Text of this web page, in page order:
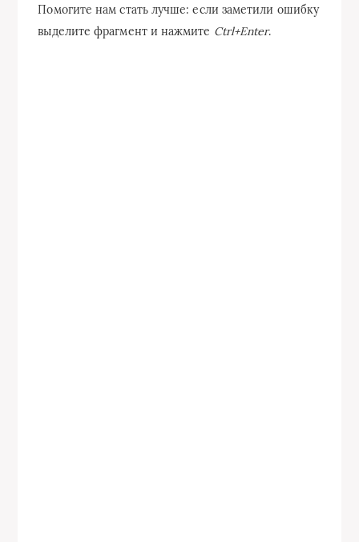
Помогите нам стать лучше: если заметили ошибку
выделите фрагмент и нажмите Ctrl+Enter.